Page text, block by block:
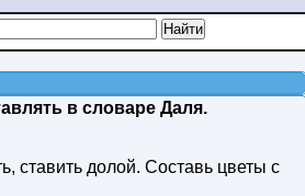
в словаре Даля.
ставить долой. Составь цветы с